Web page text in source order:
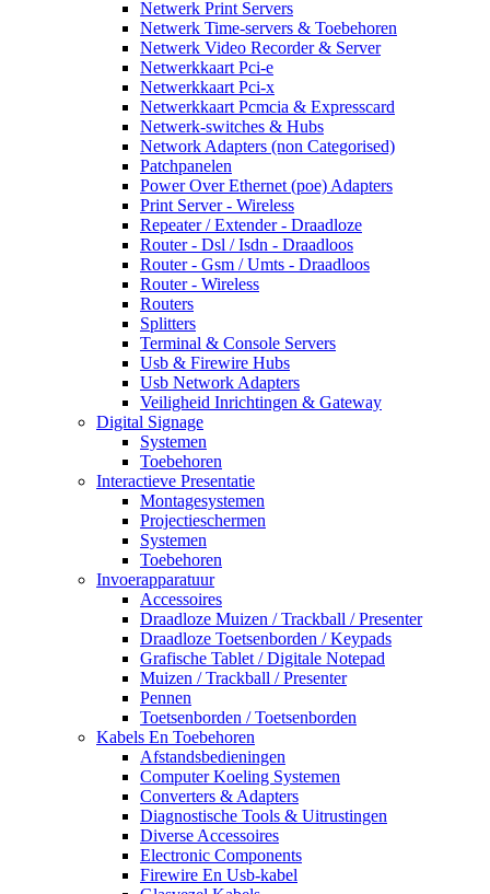
Netwerk Print Servers
Netwerk Time-servers & Toebehoren
Netwerk Video Recorder & Server
Netwerkkaart Pci-e
Netwerkkaart Pci-x
Netwerkkaart Pcmcia & Expresscard
Netwerk-switches & Hubs
Network Adapters (non Categorised)
Patchpanelen
Power Over Ethernet (poe) Adapters
Print Server - Wireless
Repeater / Extender - Draadloze
Router - Dsl / Isdn - Draadloos
Router - Gsm / Umts - Draadloos
Router - Wireless
Routers
Splitters
Terminal & Console Servers
Usb & Firewire Hubs
Usb Network Adapters
Veiligheid Inrichtingen & Gateway
Digital Signage
Systemen
Toebehoren
Interactieve Presentatie
Montagesystemen
Projectieschermen
Systemen
Toebehoren
Invoerapparatuur
Accessoires
Draadloze Muizen / Trackball / Presenter
Draadloze Toetsenborden / Keypads
Grafische Tablet / Digitale Notepad
Muizen / Trackball / Presenter
Pennen
Toetsenborden / Toetsenborden
Kabels En Toebehoren
Afstandsbedieningen
Computer Koeling Systemen
Converters & Adapters
Diagnostische Tools & Uitrustingen
Diverse Accessoires
Electronic Components
Firewire En Usb-kabel